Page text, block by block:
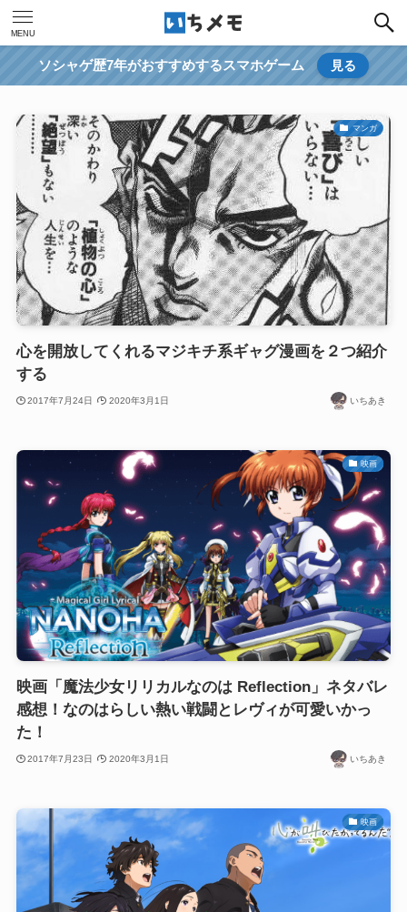
MENU
ソシャゲ歴7年がおすすめするスマホゲーム 見る
マンガ
心を開放してくれるマジキチ系ギャグ漫画を２つ紹介
する
2017年7月24日 2020年3月1日 いちあき
映画
映画「魔法少女リリカルなのは Reflection」ネタバレ
感想！なのはらしい熱い戦闘とレヴィが可愛いかっ
た！
2017年7月23日 2020年3月1日 いちあき
映画